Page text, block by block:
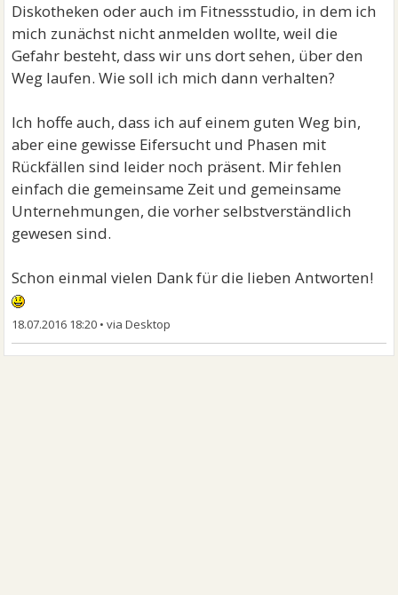
Diskotheken oder auch im Fitnessstudio, in dem ich
mich zunächst nicht anmelden wollte, weil die
Gefahr besteht, dass wir uns dort sehen, über den
Weg laufen. Wie soll ich mich dann verhalten?
Ich hoffe auch, dass ich auf einem guten Weg bin,
aber eine gewisse Eifersucht und Phasen mit
Rückfällen sind leider noch präsent. Mir fehlen
einfach die gemeinsame Zeit und gemeinsame
Unternehmungen, die vorher selbstverständlich
gewesen sind.
Schon einmal vielen Dank für die lieben Antworten!
18.07.2016 18:20 •